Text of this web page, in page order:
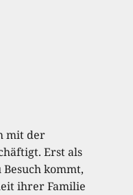
mit der
Erst als
Besuch kommt,
ihrer Familie